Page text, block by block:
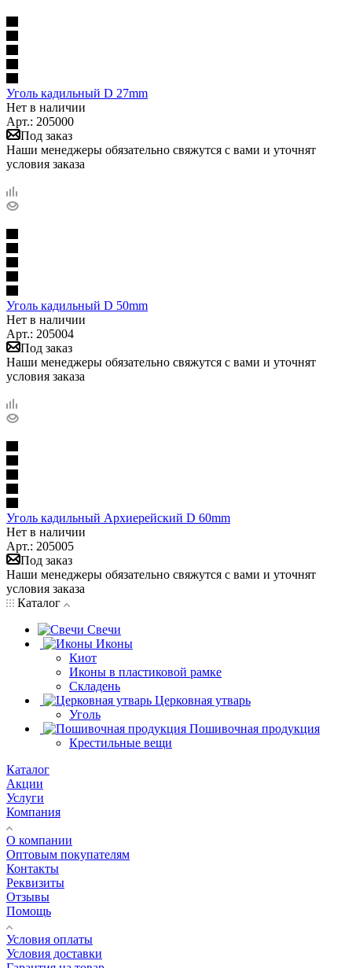
Уголь кадильный D 27mm
Нет в наличии
Арт.: 205000
Под заказ
Наши менеджеры обязательно свяжутся с вами и уточнят
условия заказа
Уголь кадильный D 50mm
Нет в наличии
Арт.: 205004
Под заказ
Наши менеджеры обязательно свяжутся с вами и уточнят
условия заказа
Уголь кадильный Архиерейский D 60mm
Нет в наличии
Арт.: 205005
Под заказ
Наши менеджеры обязательно свяжутся с вами и уточнят
условия заказа
Каталог
Свечи
Иконы
Киот
Иконы в пластиковой рамке
Складень
Церковная утварь
Уголь
Пошивочная продукция
Крестильные вещи
Каталог
Акции
Услуги
Компания
О компании
Оптовым покупателям
Контакты
Реквизиты
Отзывы
Помощь
Условия оплаты
Условия доставки